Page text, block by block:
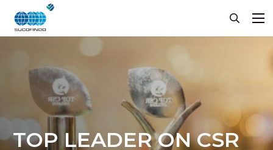
TOP LEADER ON CSR